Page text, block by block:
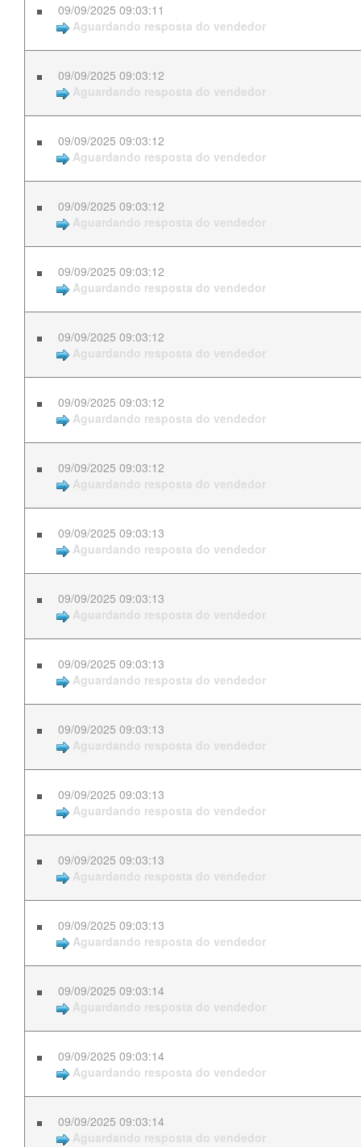
09/09/2025 09:03:11
Aguardando resposta do vendedor
09/09/2025 09:03:12
Aguardando resposta do vendedor
09/09/2025 09:03:12
Aguardando resposta do vendedor
09/09/2025 09:03:12
Aguardando resposta do vendedor
09/09/2025 09:03:12
Aguardando resposta do vendedor
09/09/2025 09:03:12
Aguardando resposta do vendedor
09/09/2025 09:03:12
Aguardando resposta do vendedor
09/09/2025 09:03:12
Aguardando resposta do vendedor
09/09/2025 09:03:13
Aguardando resposta do vendedor
09/09/2025 09:03:13
Aguardando resposta do vendedor
09/09/2025 09:03:13
Aguardando resposta do vendedor
09/09/2025 09:03:13
Aguardando resposta do vendedor
09/09/2025 09:03:13
Aguardando resposta do vendedor
09/09/2025 09:03:13
Aguardando resposta do vendedor
09/09/2025 09:03:13
Aguardando resposta do vendedor
09/09/2025 09:03:14
Aguardando resposta do vendedor
09/09/2025 09:03:14
Aguardando resposta do vendedor
09/09/2025 09:03:14
Aguardando resposta do vendedor